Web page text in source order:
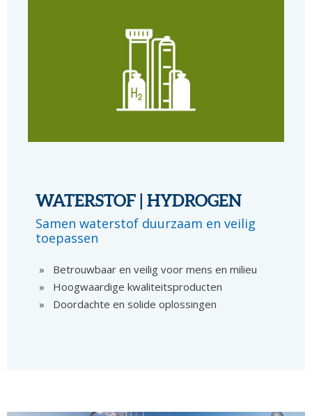
WATERSTOF | HYDROGEN
Samen waterstof duurzaam en veilig
toepassen
Betrouwbaar en veilig voor mens en milieu
Hoogwaardige kwaliteitsproducten
Doordachte en solide oplossingen